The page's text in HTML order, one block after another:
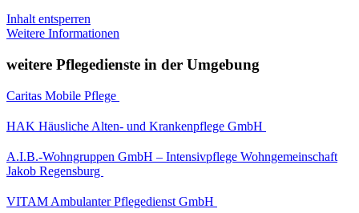
Inhalt entsperren
Weitere Informationen
weitere Pflegedienste in der Umgebung
Caritas Mobile Pflege
HAK Häusliche Alten- und Krankenpflege GmbH
A.I.B.-Wohngruppen GmbH – Intensivpflege Wohngemeinschaft
Jakob Regensburg
VITAM Ambulanter Pflegedienst GmbH